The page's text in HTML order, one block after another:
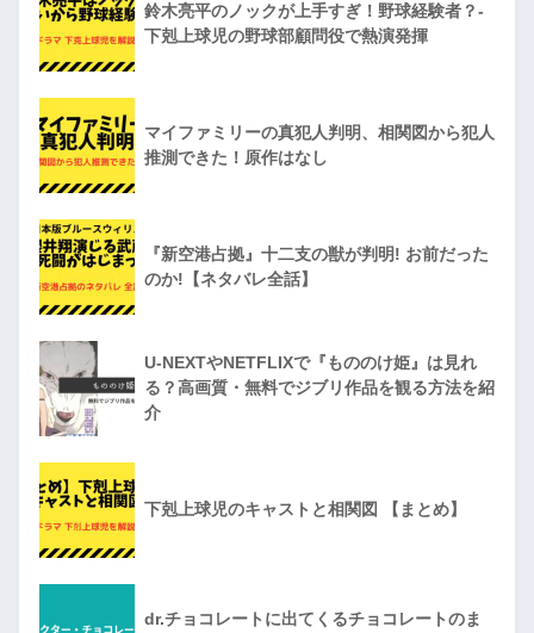
鈴木亮平のノックが上手すぎ！野球経験者？-
下剋上球児の野球部顧問役で熱演発揮
マイファミリーの真犯人判明、相関図から犯人
推測できた！原作はなし
『新空港占拠』十二支の獣が判明! お前だった
のか!【ネタバレ全話】
U-NEXTやNETFLIXで『もののけ姫』は見れ
る？高画質・無料でジブリ作品を観る方法を紹
介
下剋上球児のキャストと相関図 【まとめ】
dr.チョコレートに出てくるチョコレートのま